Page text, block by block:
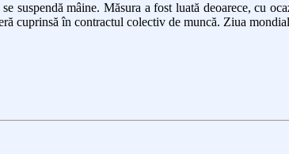
suspendă mâine. Măsura a fost luată deoarece, cu
cuprinsă în contractul colectiv de muncă. Ziua